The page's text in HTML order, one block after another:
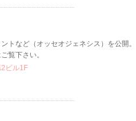
トなど（オッセオジェネシス）を公開。
覧下さい。
ビル1F